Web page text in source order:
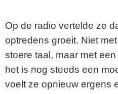
Op de radio vertelde ze
optredens groeit. Niet
stoere taal, maar met
het is nog steeds een
voelt ze opnieuw ergens